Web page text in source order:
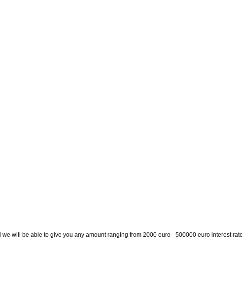
will be able to give you any amount ranging from 2000 euro - 500000 euro interest